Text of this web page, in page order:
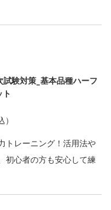
試験対策_基本品種ハーフ
ト
）
トレーニング！活用法や
初心者の方も安心して練